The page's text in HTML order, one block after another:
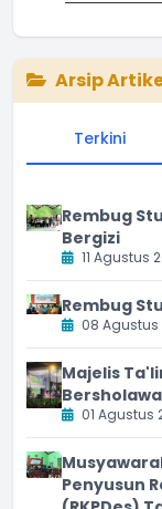
Arsip
Terkini
Rembug
Bergizi
11 Agustus
Rembug
08 Agustus
Majelis
01 Agustus
Penyusun